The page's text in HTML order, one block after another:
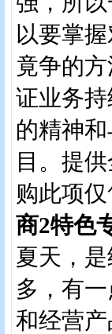
以要掌
竟争的
证业务
的精神
目。提
购此项
商2特色
夏天，
多，有
和经营